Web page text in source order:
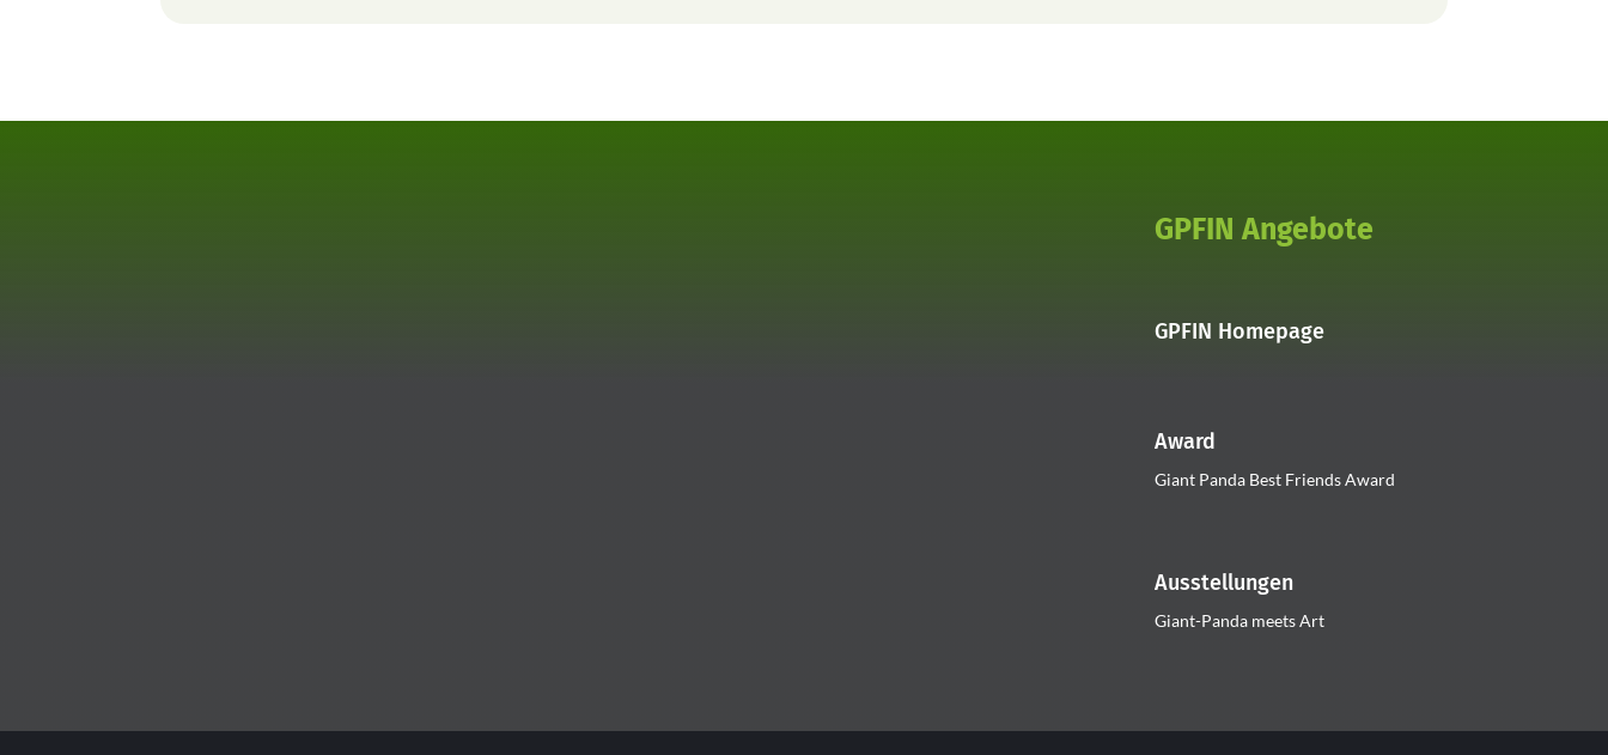
GPFIN Angebote
GPFIN Homepage
Award
Giant Panda Best Friends Award
Ausstellungen
Giant-Panda meets Art